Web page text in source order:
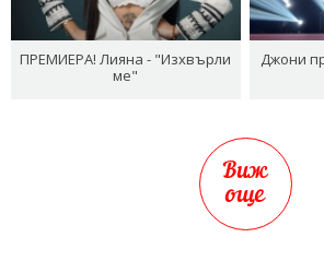
ПРЕМИЕРА! Лияна - "Изхвърли
ме"
Джони
Виж
още